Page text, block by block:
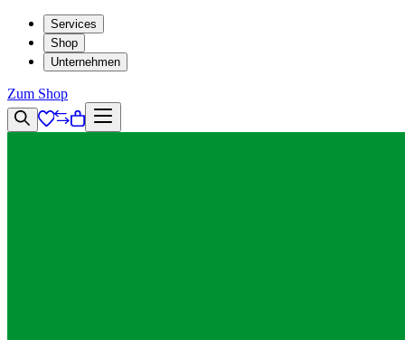
Services
Shop
Unternehmen
Zum Shop